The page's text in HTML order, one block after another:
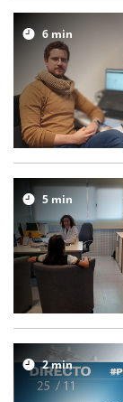
6min
5min
2min